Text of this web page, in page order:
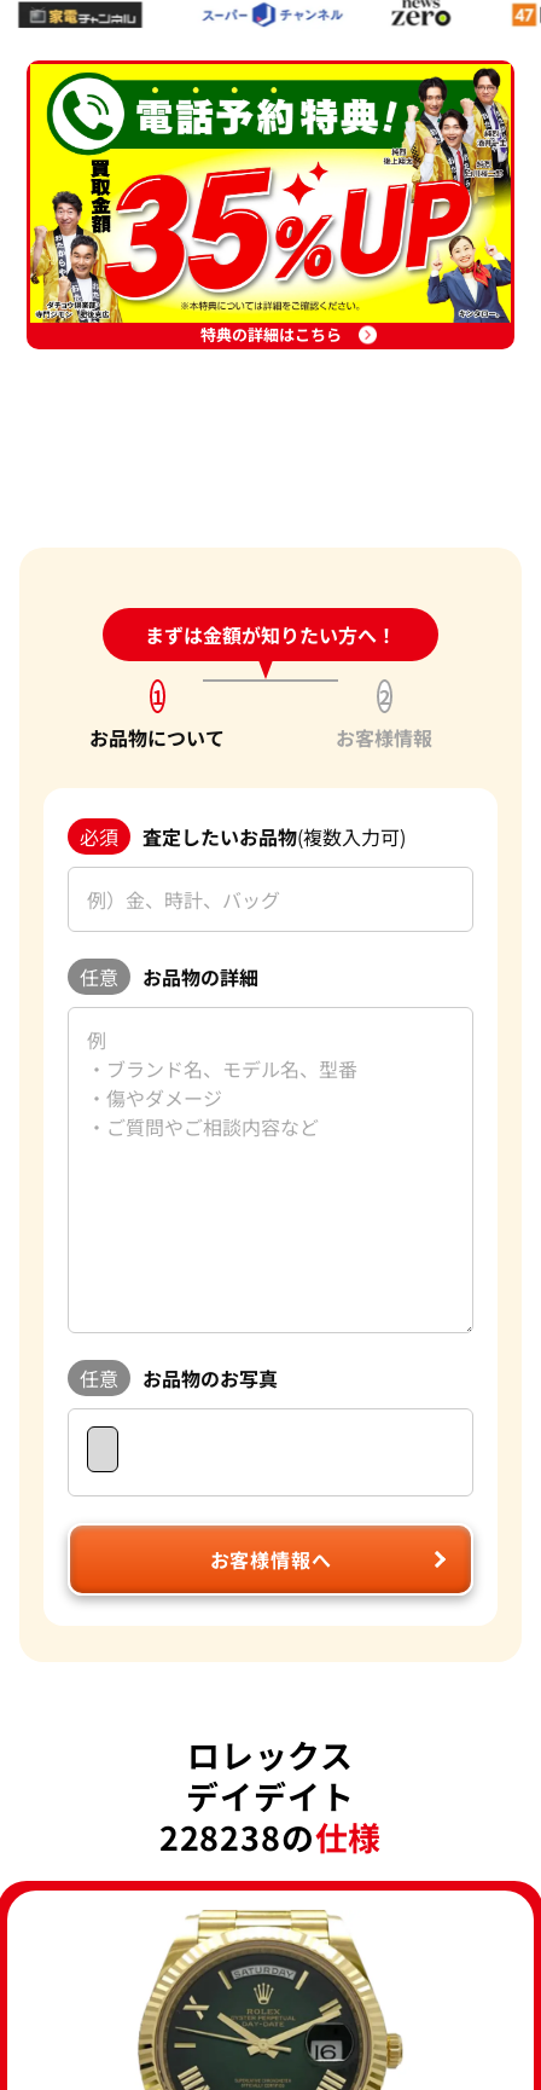
特典の詳細はこちら
まずは金額が知りたい方へ！
24時間受付中!問い合わせフォーム
1
お品物について
2
お客様情報
必須 査定したいお品物(複数入力可)
任意 お品物の詳細
任意 お品物のお写真
お客様情報へ
ロレックス
デイデイト
228238の仕様